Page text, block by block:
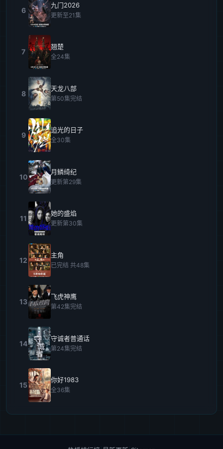
6
九门2026
更新至21集
7
翘楚
全24集
8
天龙八部
第50集完结
9
追光的日子
全30集
10
月鳞绮纪
更新第29集
11
她的盛焰
更新第30集
12
主角
已完结 共48集
13
飞虎神鹰
第42集完结
14
守诚者普通话
第24集完结
15
你好1983
全36集